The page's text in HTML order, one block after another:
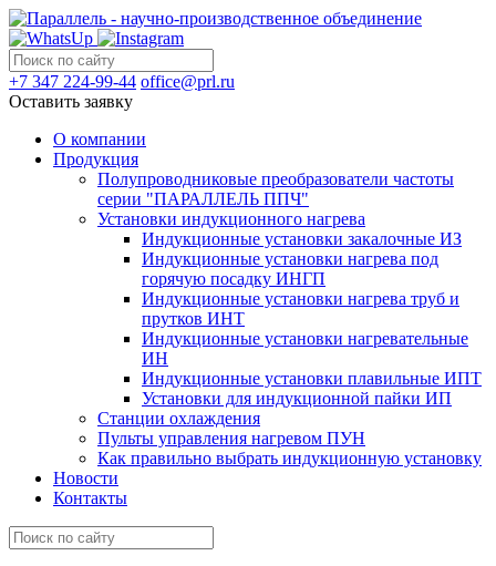
+7 347 224-99-44 office@prl.ru
Оставить заявку
О компании
Продукция
Полупроводниковые преобразователи частоты
серии "ПАРАЛЛЕЛЬ ППЧ"
Установки индукционного нагрева
Индукционные установки закалочные ИЗ
Индукционные установки нагрева под
горячую посадку ИНГП
Индукционные установки нагрева труб и
прутков ИНТ
Индукционные установки нагревательные
ИН
Индукционные установки плавильные ИПТ
Установки для индукционной пайки ИП
Станции охлаждения
Пульты управления нагревом ПУН
Как правильно выбрать индукционную установку
Новости
Контакты